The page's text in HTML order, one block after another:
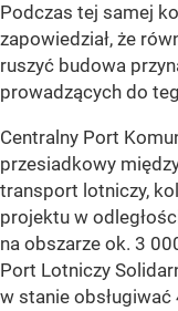
Podczas tej samej
zapowiedział, że
ruszyć budowa
prowadzących do
Centralny Port
przesiadkowy
transport lotniczy,
projektu w
na obszarze ok. 3
Port Lotniczy
w stanie